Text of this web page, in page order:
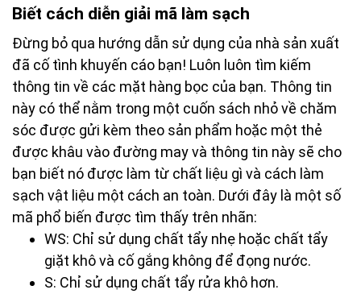
Biết cách diễn giải mã làm sạch
Đừng bỏ qua hướng dẫn sử dụng của nhà sản xuất
đã cố tình khuyến cáo bạn! Luôn luôn tìm kiếm
thông tin về các mặt hàng bọc của bạn. Thông tin
này có thể nằm trong một cuốn sách nhỏ về chăm
sóc được gửi kèm theo sản phẩm hoặc một thẻ
được khâu vào đường may và thông tin này sẽ cho
bạn biết nó được làm từ chất liệu gì và cách làm
sạch vật liệu một cách an toàn. Dưới đây là một số
mã phổ biến được tìm thấy trên nhãn:
WS: Chỉ sử dụng chất tẩy nhẹ hoặc chất tẩy
giặt khô và cố gắng không để đọng nước.
S: Chỉ sử dụng chất tẩy rửa khô hơn.